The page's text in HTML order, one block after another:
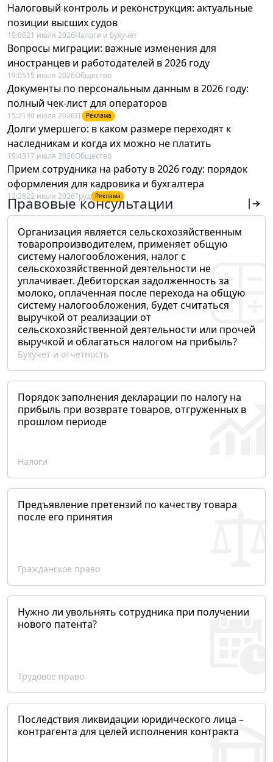
Налоговый контроль и реконструкция: актуальные
позиции высших судов
19:0621 июля 2026Налоги и бухучет
Вопросы миграции: важные изменения для
иностранцев и работодателей в 2026 году
19:0515 июля 2026Общество
Документы по персональным данным в 2026 году:
полный чек-лист для операторов
15:21 30 июля 2026IT Реклама
Долги умершего: в каком размере переходят к
наследникам и когда их можно не платить
19:4317 июля 2026Общество
Прием сотрудника на работу в 2026 году: порядок
оформления для кадровика и бухгалтера
12:2822 июля 2026Труд Реклама
Правовые консультации
Организация является сельскохозяйственным
товаропроизводителем, применяет общую
систему налогообложения, налог с
сельскохозяйственной деятельности не
уплачивает. Дебиторская задолженность за
молоко, оплаченная после перехода на общую
систему налогообложения, будет считаться
выручкой от реализации от
сельскохозяйственной деятельности или прочей
выручкой и облагаться налогом на прибыль?
Бухучет и отчетность
Порядок заполнения декларации по налогу на
прибыль при возврате товаров, отгруженных в
прошлом периоде
Налоги
Предъявление претензий по качеству товара
после его принятия
Гражданское право
Нужно ли увольнять сотрудника при получении
нового патента?
Трудовое право
Последствия ликвидации юридического лица –
контрагента для целей исполнения контракта